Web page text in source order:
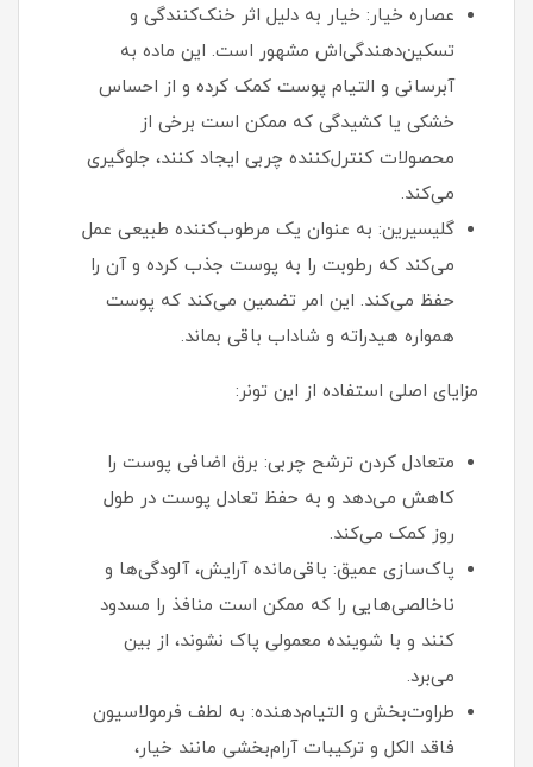
عصاره خیار: خیار به دلیل اثر خنک‌کنندگی و
تسکین‌دهندگی‌اش مشهور است. این ماده به
آبرسانی و التیام پوست کمک کرده و از احساس
خشکی یا کشیدگی که ممکن است برخی از
محصولات کنترل‌کننده چربی ایجاد کنند، جلوگیری
می‌کند.
گلیسیرین: به عنوان یک مرطوب‌کننده طبیعی عمل
می‌کند که رطوبت را به پوست جذب کرده و آن را
حفظ می‌کند. این امر تضمین می‌کند که پوست
همواره هیدراته و شاداب باقی بماند.
مزایای اصلی استفاده از این تونر:
متعادل کردن ترشح چربی: برق اضافی پوست را
کاهش می‌دهد و به حفظ تعادل پوست در طول
روز کمک می‌کند.
پاک‌سازی عمیق: باقی‌مانده آرایش، آلودگی‌ها و
ناخالصی‌هایی را که ممکن است منافذ را مسدود
کنند و با شوینده معمولی پاک نشوند، از بین
می‌برد.
طراوت‌بخش و التیام‌دهنده: به لطف فرمولاسیون
فاقد الکل و ترکیبات آرام‌بخشی مانند خیار،